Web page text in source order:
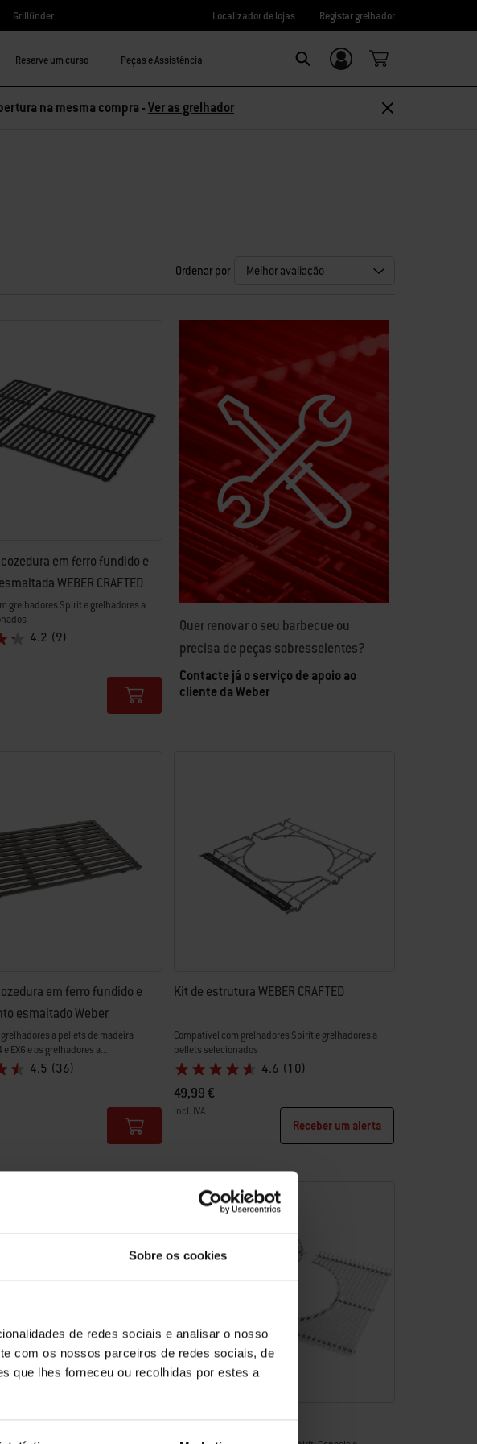
Sobre os cookies
de redes sociais e analisar o nosso
com os nossos parceiros de redes sociais, de
que lhes forneceu ou recolhidas por estes a
Grillfinder Localizador de lojas Registar grelhador
Reserve um curso Peças e Assistência Login/Registo
na mesma compra -Ver as grelhador
Ordenar por
em ferro fundido e
WEBER CRAFTED
grelhadores Spirit e grelhadores a
4.2 (9)
Quer renovar o seu barbecue ou
precisa de peças sobresselentes?
Contacte já o serviço de apoio ao
cliente da Weber
em ferro fundido e
esmaltado Weber
grelhadores a pellets de madeira
e EX6 e os grelhadores a...
4.5 (36)
Kit de estrutura WEBER CRAFTED
Compatível com grelhadores Spirit e grelhadores a
pellets selecionados
4.6 (10)
49,99 €
incl. IVA
Receber um alerta
Grelhas de cozedura